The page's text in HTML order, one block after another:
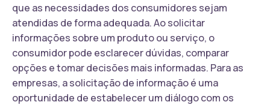
que as necessidades dos consumidores sejam
atendidas de forma adequada. Ao solicitar
informações sobre um produto ou serviço, o
consumidor pode esclarecer dúvidas, comparar
opções e tomar decisões mais informadas. Para as
empresas, a solicitação de informação é uma
oportunidade de estabelecer um diálogo com os